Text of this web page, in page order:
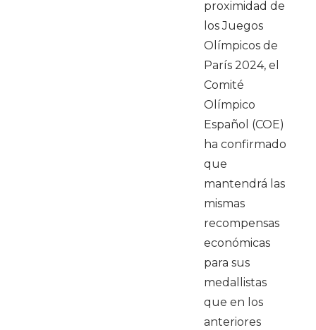
proximidad de
los Juegos
Olímpicos de
París 2024, el
Comité
Olímpico
Español (COE)
ha confirmado
que
mantendrá las
mismas
recompensas
económicas
para sus
medallistas
que en los
anteriores